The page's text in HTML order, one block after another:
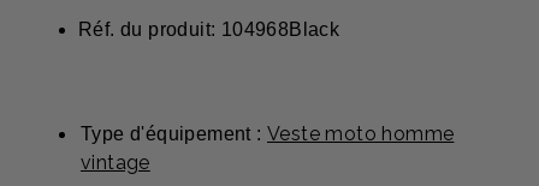
Réf. du produit: 104968Black
Type d'équipement : Veste moto homme
vintage